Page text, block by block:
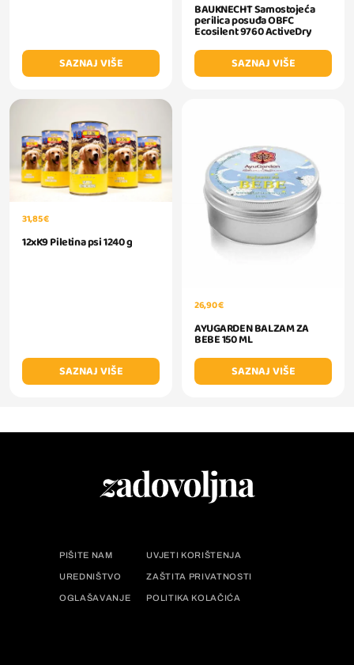
SAZNAJ VIŠE
BAUKNECHT Samostojeća
perilica posuđa OBFC
Ecosilent 9760 ActiveDry
SAZNAJ VIŠE
31,85 €
12xK9 Piletina psi 1240 g
SAZNAJ VIŠE
26,90 €
AYUGARDEN BALZAM ZA
BEBE 150 ML
SAZNAJ VIŠE
PIŠITE NAM UVJETI KORIŠTENJA
UREDNIŠTVO ZAŠTITA PRIVATNOSTI
OGLAŠAVANJE POLITIKA KOLAČIĆA